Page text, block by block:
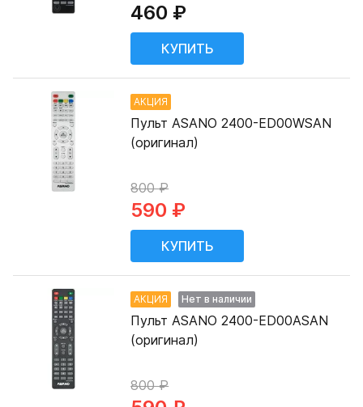
460 ₽
АКЦИЯ
Пульт ASANO 2400-ED00WSAN
(оригинал)
800 ₽
590 ₽
АКЦИЯ Нет в наличии
Пульт ASANO 2400-ED00ASAN
(оригинал)
800 ₽